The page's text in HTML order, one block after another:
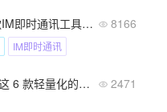
替代微信办公！5款IM即时通讯工具让团队沟通效率翻3倍！ 8166
IM即时通讯
中小企慎选 ERP！这 6 款轻量化的省 50% 成本！ 2471